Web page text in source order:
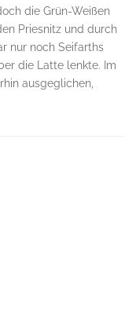
die Grün-Weißen
Priesnitz und durch
nur noch Seifarths
die Latte lenkte. Im
ausgeglichen,